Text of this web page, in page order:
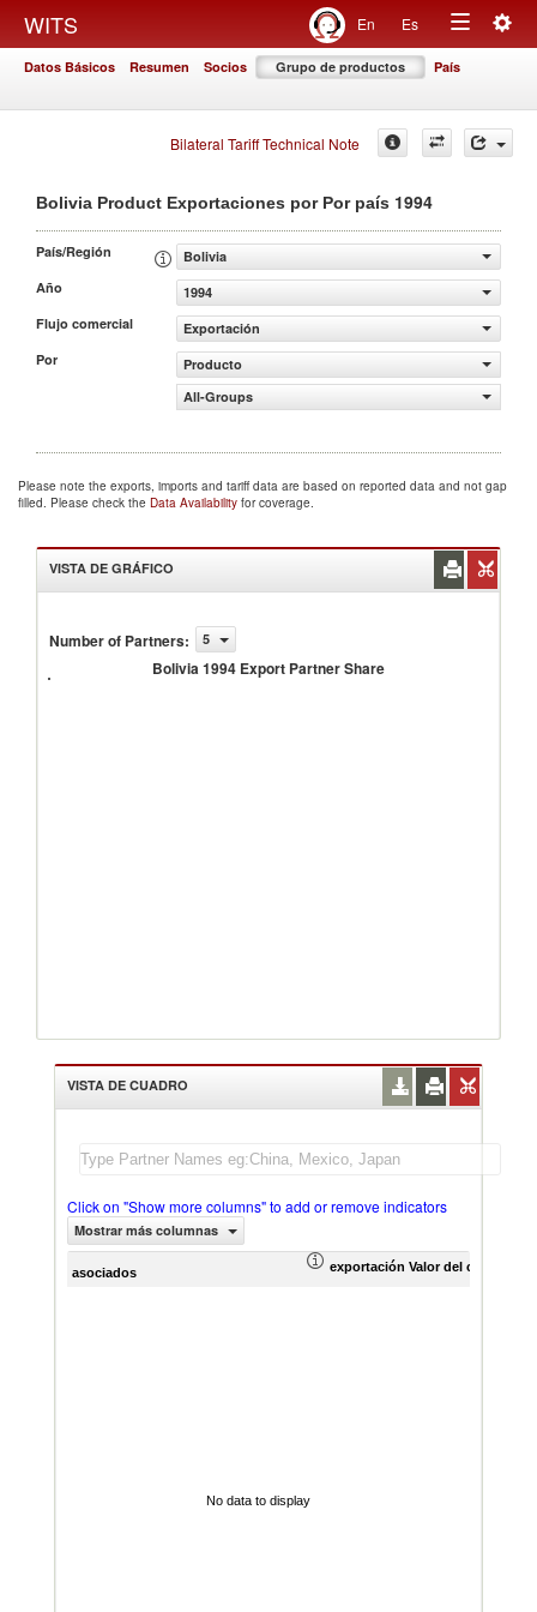
WITS En Es
Toggle
Datos Básicos Resumen Socios Grupo de productos País
Bilateral Tariff Technical Note
Bolivia Product Exportaciones por Por país 1994
País/Región
Bolivia
Año
1994
Flujo comercial
Exportación
Por
Producto
All-Groups
Please note the exports, imports and tariff data are based on reported data and not gap
filled. Please check the Data Availability for coverage.
VISTA DE GRÁFICO
Number of Partners: 5
Bolivia 1994 Export Partner Share
Bolivia
Export
VISTA DE CUADRO
Click on "Show more columns" to add or remove indicators
Mostrar más columnas
asociados exportación Valor del comercio
No data to display